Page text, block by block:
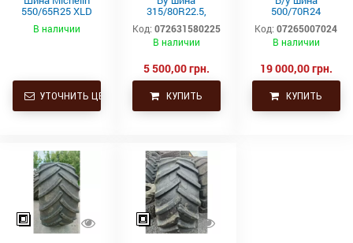
550/65R25 XLD
182A2 L3 TL
В наличии
УТОЧНИТЬ ЦЕНУ
315/80R22.5,
315/80Р22.5,
315х80R22.5,
315.80R22.5
ведущая
Код: 072631580225
В наличии
5 500,00 грн.
КУПИТЬ
500/70R24
(19.5L24)
Trelleborg
Код: 07265007024
В наличии
19 000,00 грн.
КУПИТЬ